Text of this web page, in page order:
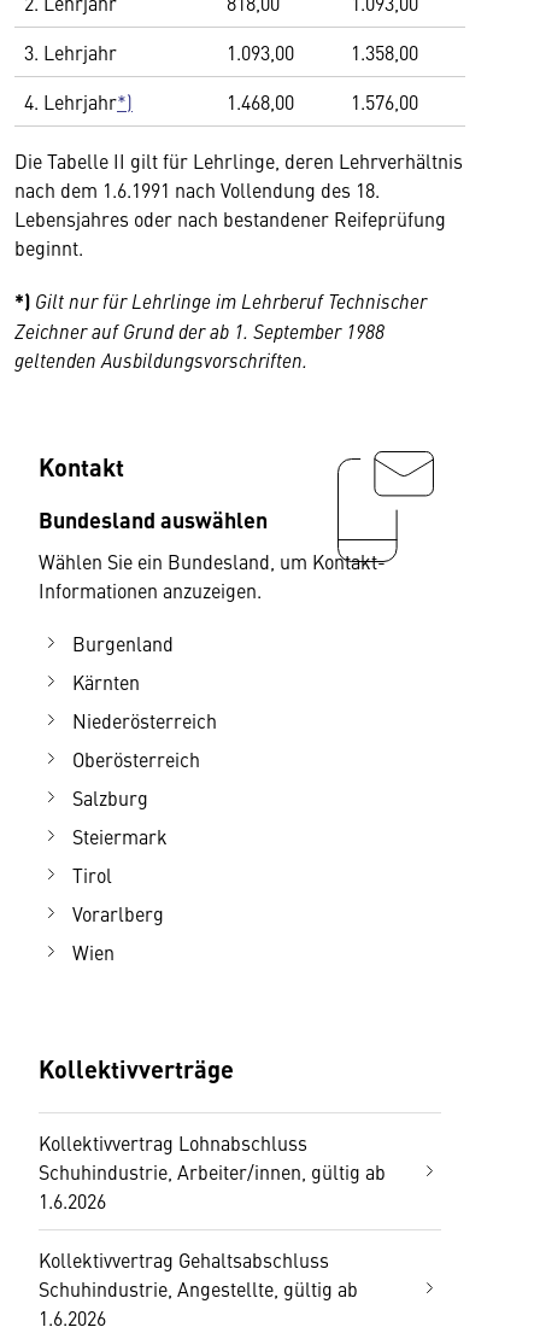
3. Lehrjahr
1.093,00
1.358,00
4. Lehrjahr*) 1.468,00 1.576,00
Die Tabelle II gilt für Lehrlinge, deren Lehrverhältnis
nach dem 1.6.1991 nach Vollendung des 18.
Lebensjahres oder nach bestandener Reifeprüfung
beginnt.
*) Gilt nur für Lehrlinge im Lehrberuf Technischer
Zeichner auf Grund der ab 1. September 1988
geltenden Ausbildungsvorschriften.
Kontakt
Bundesland auswählen
Wählen Sie ein Bundesland, um Kontakt-
Informationen anzuzeigen.
Burgenland
Kärnten
Niederösterreich
Oberösterreich
Salzburg
Steiermark
Tirol
Vorarlberg
Wien
Kollektivverträge
Kollektivvertrag Lohnabschluss
Schuhindustrie, Arbeiter/innen, gültig ab
1.6.2026
Kollektivvertrag Gehaltsabschluss
Schuhindustrie, Angestellte, gültig ab
1.6.2026